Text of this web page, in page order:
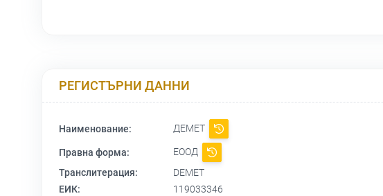
РЕГИСТЪРНИ ДАННИ
Наименование: ДЕМЕТ
Правна форма:
ЕООД
Транслитерация:
DEMET
ЕИК:
119033346